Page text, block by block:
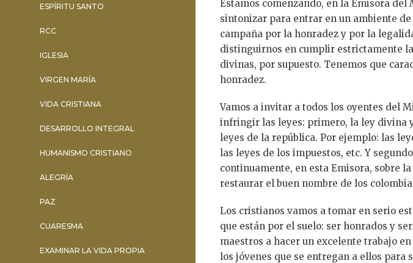
ESPÍRITU SANTO
RCC
IGLESIA
VIRGEN MARÍA
VIDA CRISTIANA
DESARROLLO INTEGRAL
HUMANISMO CRISTIANO
ALEGRÍA
PAZ
CUARESMA
EXAMINAR LA VIDA PROPIA
Estamos comenzando, en la Emisora
sintonizar para entrar en un ambiente
campaña por la honradez y por la
distinguirnos en cumplir estrictamente
divinas, por supuesto. Tenemos que
honradez.
Vamos a invitar a todos los oyentes del
infringir las leyes: primero, la ley divina
leyes de la república. Por ejemplo: las
las leyes de los impuestos, etc. Y
continuamente, en esta Emisora, sobre
restaurar el buen nombre de los
Los cristianos vamos a tomar en serio
que están por el suelo: ser honrados y
maestros a hacer un excelente trabajo
los jóvenes que se entregan a ellos para